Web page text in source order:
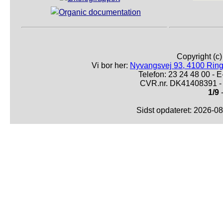
Copyright
Vi bor her: Nyvangsvej 93, 4100
Telefon: 23 24 48 00 -
CVR.nr. DK41408391
1/9
Sidst opdateret: 2026-